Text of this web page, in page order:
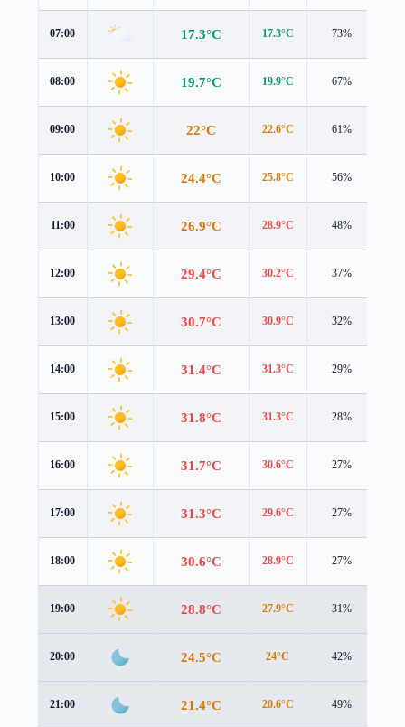
07:00 17.3°C 17.3°C 73%
08:00 19.7°C 19.9°C 67%
09:00 22°C 22.6°C 61%
10:00 24.4°C 25.8°C 56%
11:00 26.9°C 28.9°C 48%
12:00 29.4°C 30.2°C 37%
13:00 30.7°C 30.9°C 32%
14:00 31.4°C 31.3°C 29%
15:00 31.8°C 31.3°C 28%
16:00 31.7°C 30.6°C 27%
17:00 31.3°C 29.6°C 27%
18:00 30.6°C 28.9°C 27%
19:00 28.8°C 27.9°C 31%
20:00 24.5°C 24°C 42%
21:00 21.4°C 20.6°C 49%